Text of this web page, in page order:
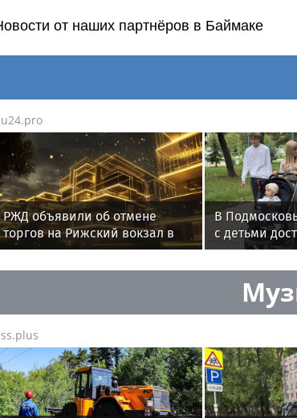
от наших партнёров в Баймаке
РЖД объявили об отмене
торгов на Рижский вокзал в
Москве
В
с детьми
на жилье и